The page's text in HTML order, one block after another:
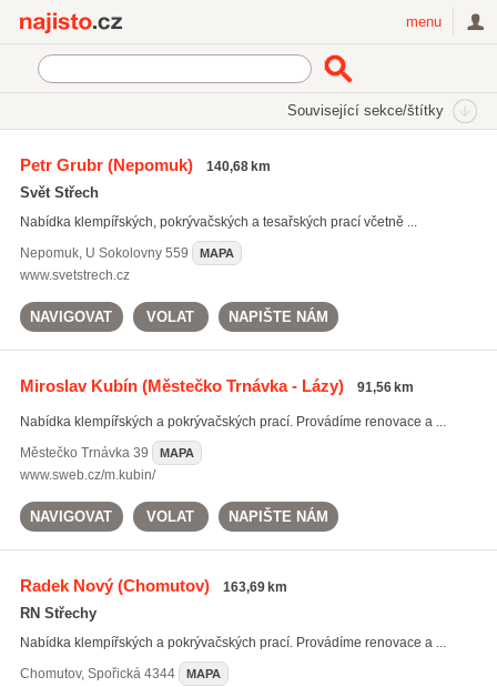
menu
Související sekce/štítky
Eternit(43)
Tondach(447)
Petr Grubr(Nepomuk) 140,68 km
Svět Střech
Nabídka klempířských, pokrývačských a tesařských prací včetně ...
Nepomuk, U Sokolovny 559 MAPA
www.svetstrech.cz
NAVIGOVAT VOLAT NAPIŠTE NÁM
Miroslav Kubín(Městečko Trnávka - Lázy) 91,56 km
Nabídka klempířských a pokrývačských prací. Provádíme renovace a ...
Městečko Trnávka39 MAPA
www.sweb.cz/m.kubin/
NAVIGOVAT VOLAT NAPIŠTE NÁM
Radek Nový(Chomutov) 163,69 km
RN Střechy
Nabídka klempířských a pokrývačských prací. Provádíme renovace a ...
Chomutov, Spořická 4344 MAPA